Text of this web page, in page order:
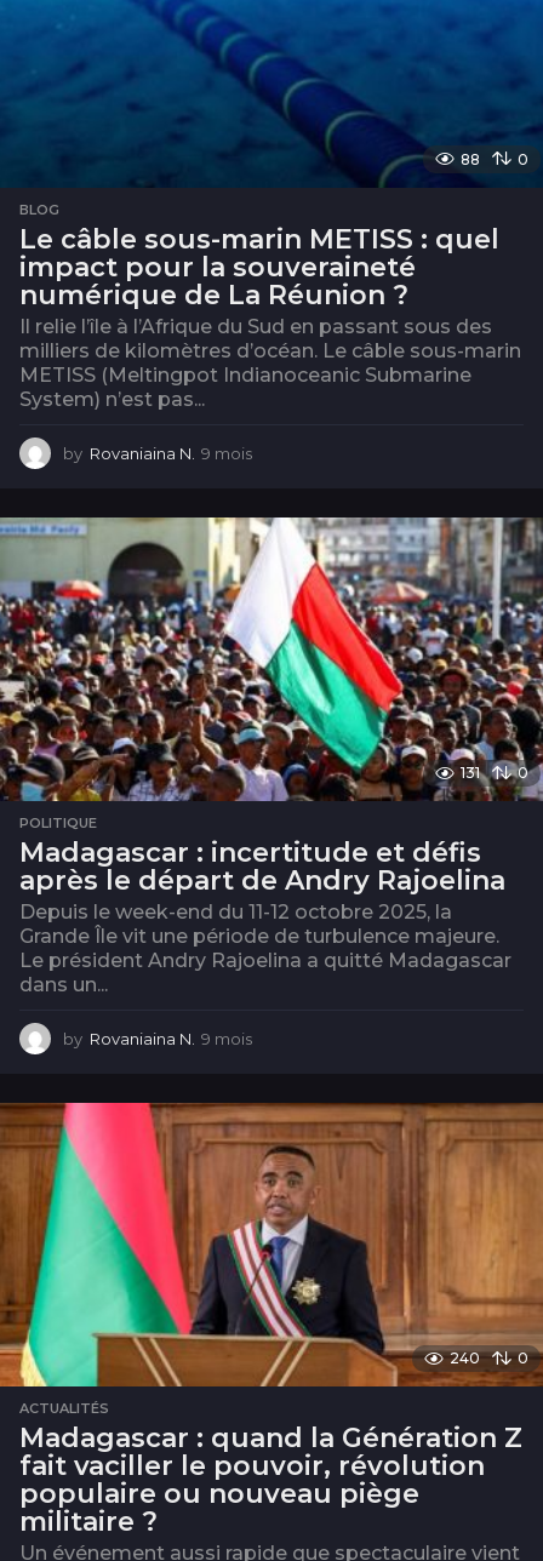
88 0
BLOG
Le câble sous-marin METISS : quel
impact pour la souveraineté
numérique de La Réunion ?
Il relie l’île à l’Afrique du Sud en passant sous des
milliers de kilomètres d’océan. Le câble sous-marin
METISS (Meltingpot Indianoceanic Submarine
System) n’est pas...
by Rovaniaina N. 9 mois
i
s
131 0
POLITIQUE
Madagascar : incertitude et défis
après le départ de Andry Rajoelina
Depuis le week-end du 11-12 octobre 2025, la
Grande Île vit une période de turbulence majeure.
Le président Andry Rajoelina a quitté Madagascar
dans un...
by Rovaniaina N. 9 mois
i
s
240 0
ACTUALITÉS
Madagascar : quand la Génération Z
fait vaciller le pouvoir, révolution
populaire ou nouveau piège
militaire ?
Un événement aussi rapide que spectaculaire vient